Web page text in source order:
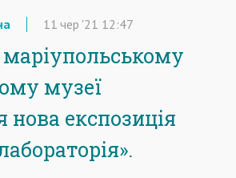
11 чер '21 12:47
маріупольському
музеї
нова експозиція